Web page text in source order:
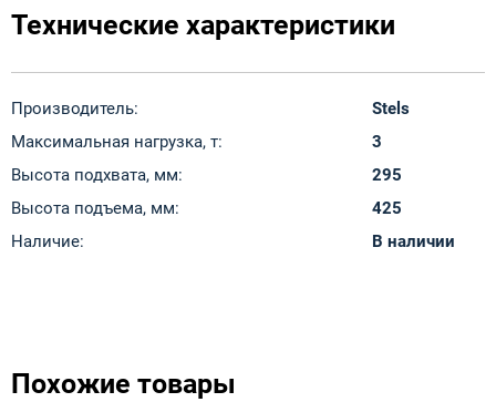
Технические характеристики
Производитель:
Stels
Максимальная нагрузка, т:
3
Высота подхвата, мм:
295
Высота подъема, мм:
425
Наличие:
В наличии
Похожие товары